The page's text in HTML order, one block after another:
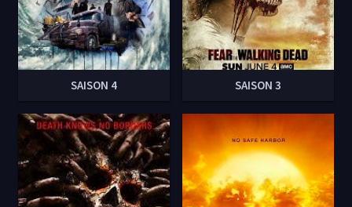
SAISON 4 SAISON 3